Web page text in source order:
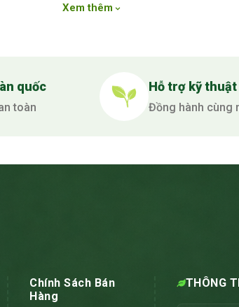
Xem thêm
quốc
toàn
Hỗ trợ kỹ thuật
Đồng hành cùng
Chính Sách Bán
Hàng
THÔNG